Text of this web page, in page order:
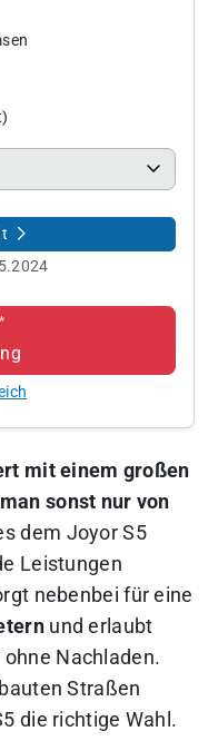
*
mit einem großen
sonst nur von
dem Joyor S5
Leistungen
nebenbei für eine
und erlaubt
Nachladen.
Straßen
die richtige Wahl.